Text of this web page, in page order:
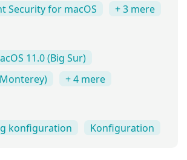
Security for macOS
+ 3 mere
11.0 (Big Sur)
+ 4 mere
konfiguration Konfiguration